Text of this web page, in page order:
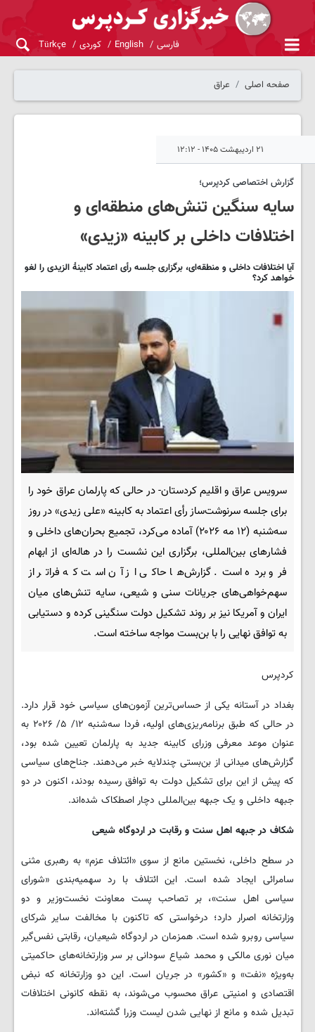
فارسی English کوردی Türkçe
صفحه اصلی عراق
۲۱ اردیبهشت ۱۴۰۵ - ۱۲:۱۲
گزارش اختصاصی کردپرس؛
سایه سنگین تنش‌های منطقه‌ای و
اختلافات داخلی بر کابینه «زیدی»
آیا اختلافات داخلی و منطقه‌ای، برگزاری جلسه رأی اعتماد کابینۀ الزیدی را لغو
خواهد کرد؟
سرویس عراق و اقلیم کردستان- در حالی که پارلمان عراق خود را
برای جلسه سرنوشت‌ساز رأی اعتماد به کابینه «علی زیدی» در روز
سه‌شنبه (۱۲ مه ۲۰۲۶) آماده می‌کرد، تجمیع بحران‌های داخلی و
فشارهای بین‌المللی، برگزاری این نشست را در هاله‌ای از ابهام
فرو برده است. گزارش‌ها حاکی از آن است که فراتر از
سهم‌خواهی‌های جریانات سنی و شیعی، سایه تنش‌های میان
ایران و آمریکا نیز بر روند تشکیل دولت سنگینی کرده و دستیابی
به توافق نهایی را با بن‌بست مواجه ساخته است.
کردپرس
بغداد در آستانه یکی از حساس‌ترین آزمون‌های سیاسی خود قرار دارد.
در حالی که طبق برنامه‌ریزی‌های اولیه، فردا سه‌شنبه ۱۲/ ۵/ ۲۰۲۶ به
عنوان موعد معرفی وزرای کابینه جدید به پارلمان تعیین شده بود،
گزارش‌های میدانی از بن‌بستی چندلایه خبر می‌دهند. جناح‌های سیاسی
که پیش از این برای تشکیل دولت به توافق رسیده بودند، اکنون در دو
جبهه داخلی و یک جبهه بین‌المللی دچار اصطکاک شده‌اند.
شکاف در جبهه اهل سنت و رقابت در اردوگاه شیعی
در سطح داخلی، نخستین مانع از سوی «ائتلاف عزم» به رهبری مثنی
سامرائی ایجاد شده است. این ائتلاف با رد سهمیه‌بندی «شورای
سیاسی اهل سنت»، بر تصاحب پست معاونت نخست‌وزیر و دو
وزارتخانه اصرار دارد؛ درخواستی که تاکنون با مخالفت سایر شرکای
سیاسی روبرو شده است. همزمان در اردوگاه شیعیان، رقابتی نفس‌گیر
میان نوری مالکی و محمد شیاع سودانی بر سر وزارتخانه‌های حاکمیتی
به‌ویژه «نفت» و «کشور» در جریان است. این دو وزارتخانه که نبض
اقتصادی و امنیتی عراق محسوب می‌شوند، به نقطه کانونی اختلافات
تبدیل شده و مانع از نهایی شدن لیست وزرا گشته‌اند.